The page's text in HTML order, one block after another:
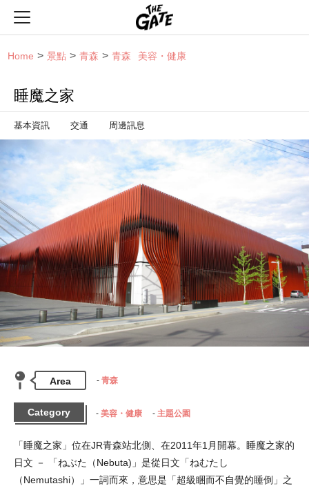
Home 景點 青森 青森 美容・健康
睡魔之家
基本資訊 交通 周邊訊息
Area 青森
Category 美容・健康 主題公園
「睡魔之家」位在JR青森站北側、在2011年1月開幕。睡魔之家的
日文 － 「ねぶた（Nebuta)」是從日文「ねむたし
（Nemutashi）」一詞而來，意思是「超級睏而不自覺的睡倒」之